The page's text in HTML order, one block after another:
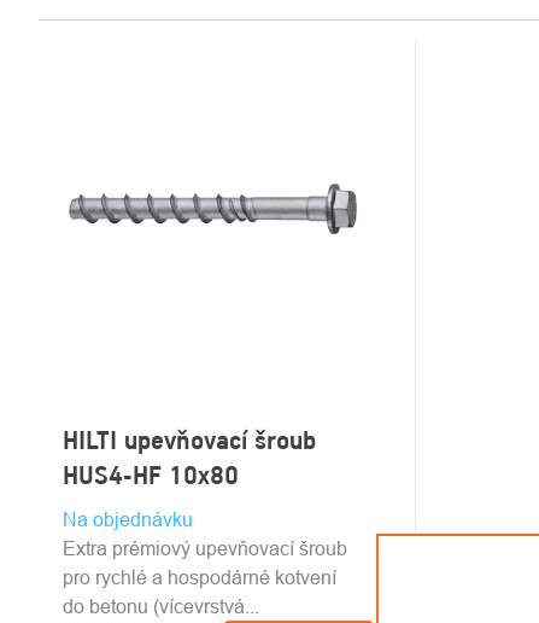
HILTI upevňovací šroub
HUS4-HF 10x80
Na objednávku
Extra prémiový upevňovací šroub
pro rychlé a hospodárné kotvení
do betonu (vícevrstvá...